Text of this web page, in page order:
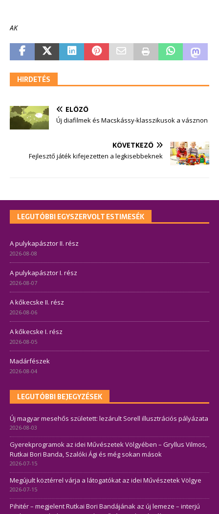
AK
HIRDETÉS
ELŐZŐ
Új diafilmek és Macskássy-klasszikusok a vásznon
KÖVETKEZŐ
Fejlesztő játék kifejezetten a legkisebbeknek
LEGUTÓBBI EGYSZERVOLT ESTIMESÉK
A pulykapásztor II. rész
2026-08-08
A pulykapásztor I. rész
2026-08-07
A kőkecske II. rész
2026-08-06
A kőkecske I. rész
2026-08-05
Madárfészek
2026-08-04
LEGUTÓBBI BEJEGYZÉSEK
Új magyar mesehős született: lezárult Sorell illusztrációs pályázata
2026-08-03
Gyerekprogramok az idei Művészetek Völgyében – Gryllus Vilmos,
Rutkai Bori Banda, Szalóki Ági és még sokan mások
2026-07-15
Megújult köztérrel várja a látogatókat az idei Művészetek Völgye
2026-07-15
Pihitér – megjelent Rutkai Bori Bandájának az új lemeze – interjú